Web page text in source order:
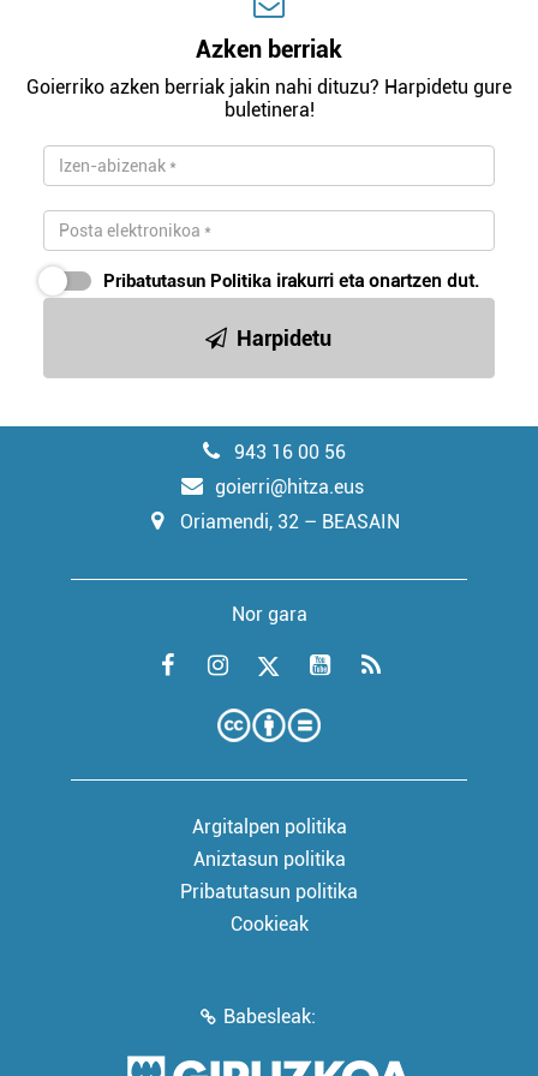
Azken berriak
Goierriko azken berriak jakin nahi dituzu? Harpidetu gure
buletinera!
Pribatutasun Politika irakurri eta onartzen dut.
Harpidetu
943 16 00 56
goierri@hitza.eus
Oriamendi, 32 – BEASAIN
Nor gara
Argitalpen politika
Aniztasun politika
Pribatutasun politika
Cookieak
Babesleak: